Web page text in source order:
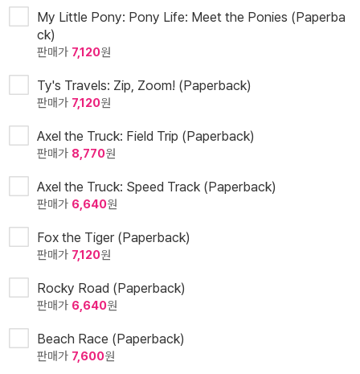
My Little Pony: Pony Life: Meet the Ponies (Paperba
ck)
판매가 7,120원
Ty's Travels: Zip, Zoom! (Paperback)
판매가 7,120원
Axel the Truck: Field Trip (Paperback)
판매가 8,770원
Axel the Truck: Speed Track (Paperback)
판매가 6,640원
Fox the Tiger (Paperback)
판매가 7,120원
Rocky Road (Paperback)
판매가 6,640원
Beach Race (Paperback)
판매가 7,600원